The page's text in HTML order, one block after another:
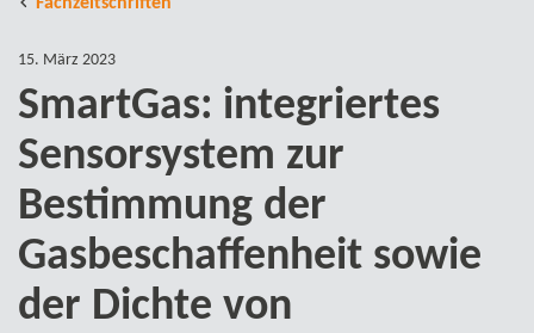
Fachzeitschriften
15. März 2023
SmartGas: integriertes
Sensorsystem zur
Bestimmung der
Gasbeschaffenheit sowie
der Dichte von